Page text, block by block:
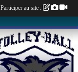
Participer au site :